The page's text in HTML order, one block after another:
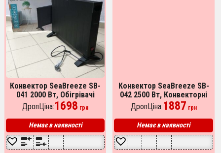
Конвектор SeaBreeze SB-
041 2000 Вт, Обігрівачі
конвекторного типу,
Обігрівач електричний
ДропЦіна:1698 грн
Немає в наявності
Конвектор SeaBreeze SB-
042 2500 Вт, Конвекторні
обігрівачі для дому 2500w,
Електроконвектор
ДропЦіна:1887 грн
Немає в наявності